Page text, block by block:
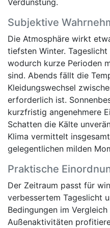
Subjektive
Die Atmosphäre wirkt
tiefsten Winter.
wodurch kurze Perioden
sind. Abends fällt die
Kleidungswechsel
erforderlich ist.
kurzfristig angenehmere
Schatten die Kälte
Klima vermittelt
gelegentlichen milden
Praktische
Der Zeitraum passt für
verbessertem Tageslicht
Bedingungen im
Außenaktivitäten